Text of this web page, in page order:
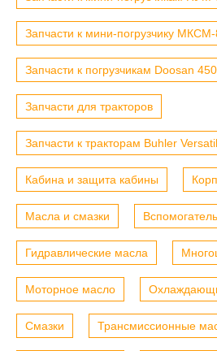
Запчасти к мини-погрузчику
Запчасти к погрузчикам Doosan
Запчасти для тракторов
Запчасти к тракторам Buhler
Кабина и защита кабины
Масла и смазки
Гидравлические масла
Моторное масло
Смазки Трансмиссионные